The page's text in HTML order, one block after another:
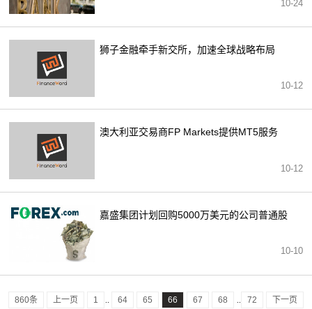
10-24
狮子金融牵手新交所，加速全球战略布局
10-12
澳大利亚交易商FP Markets提供MT5服务
10-12
嘉盛集团计划回购5000万美元的公司普通股
10-10
860条 上一页 1 64 65 66 67 68 72 下一页